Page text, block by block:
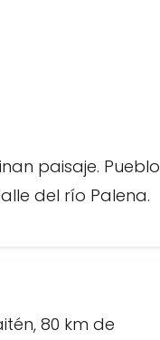
paisaje. Pueblo
del río Palena.
80 km de